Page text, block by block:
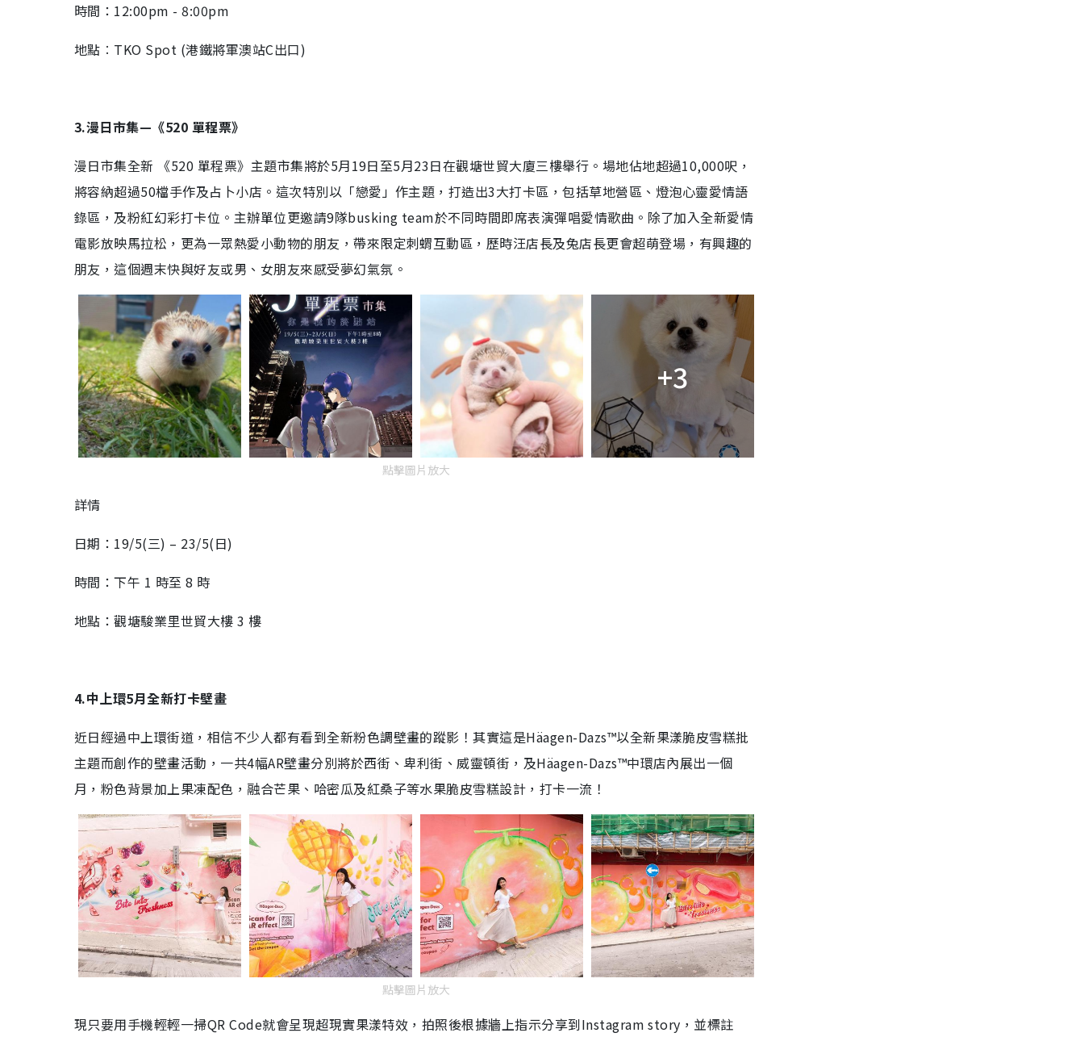
時間：12:00pm - 8:00pm
地點︰TKO Spot (港鐵將軍澳站C出口)
3.漫日市集—《520 單程票》
漫日市集全新 《520 單程票》主題市集將於5月19日至5月23日在觀塘世貿大廈三樓舉行。場地佔地超過10,000呎，
將容納超過50檔手作及占卜小店。這次特別以「戀愛」作主題，打造出3大打卡區，包括草地營區、燈泡心靈愛情語
錄區，及粉紅幻彩打卡位。主辦單位更邀請9隊busking team於不同時間即席表演彈唱愛情歌曲。除了加入全新愛情
電影放映馬拉松，更為一眾熱愛小動物的朋友，帶來限定刺蝟互動區，歷時汪店長及兔店長更會超萌登場，有興趣的
朋友，這個週末快與好友或男、女朋友來感受夢幻氣氛。
+3
點擊圖片放大
詳情
日期：19/5(三) – 23/5(日)
時間：下午 1 時至 8 時
地點：觀塘駿業里世貿大樓 3 樓
4.中上環5月全新打卡壁畫
近日經過中上環街道，相信不少人都有看到全新粉色調壁畫的蹤影！其實這是Häagen-Dazs™以全新果漾脆皮雪糕批
主題而創作的壁畫活動，一共4幅AR壁畫分別將於西街、卑利街、威靈頓街，及Häagen-Dazs™中環店內展出一個
月，粉色背景加上果凍配色，融合芒果、哈密瓜及紅桑子等水果脆皮雪糕設計，打卡一流！
點擊圖片放大
現只要用手機輕輕一掃QR Code就會呈現超現實果漾特效，拍照後根據牆上指示分享到Instagram story，並標註